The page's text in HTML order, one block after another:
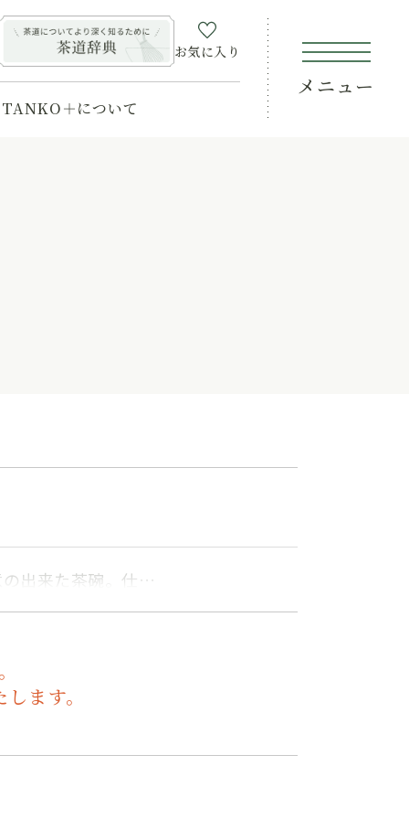
お気に入り
メニュー
TANKO＋について
の出来た茶碗。仕…
ます。